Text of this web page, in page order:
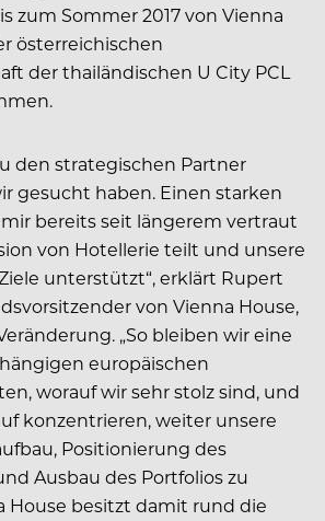
zum Sommer 2017 von Vienna
österreichischen
der thailändischen U City PCL
den strategischen Partner
gesucht haben. Einen starken
bereits seit längerem vertraut
von Hotellerie teilt und unsere
unterstützt“, erklärt Rupert
von Vienna House,
„So bleiben wir eine
europäischen
worauf wir sehr stolz sind, und
konzentrieren, weiter unsere
Positionierung des
Ausbau des Portfolios zu
House besitzt damit rund die